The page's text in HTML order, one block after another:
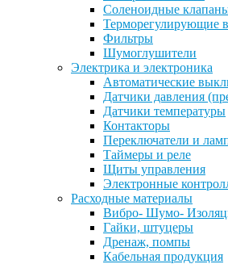
Соленоидные
Терморегулирующие
Фильтры
Шумоглушители
Электрика и электроника
Автоматические
Датчики давления
Датчики температуры
Контакторы
Переключатели и
Таймеры и реле
Щиты управления
Электронные
Расходные материалы
Вибро- Шумо-
Гайки, штуцеры
Дренаж, помпы
Кабельная продукция